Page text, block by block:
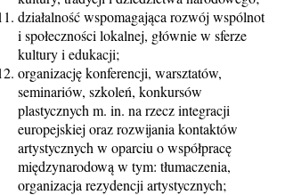
działalność wspomagająca rozwój wspólnot
i społeczności lokalnej, głównie w sferze
kultury i edukacji;
organizację konferencji, warsztatów,
seminariów, szkoleń, konkursów
plastycznych m. in. na rzecz integracji
europejskiej oraz rozwijania kontaktów
artystycznych w oparciu o współpracę
międzynarodową w tym: tłumaczenia,
organizacja rezydencji artystycznych;